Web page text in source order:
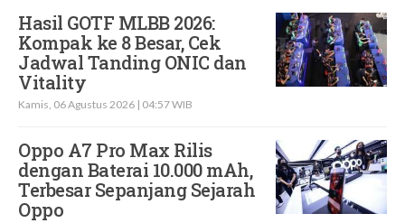
Hasil GOTF MLBB 2026:
Kompak ke 8 Besar, Cek
Jadwal Tanding ONIC dan
Vitality
Kamis, 06 Agustus 2026 | 04:57 WIB
Oppo A7 Pro Max Rilis
dengan Baterai 10.000 mAh,
Terbesar Sepanjang Sejarah
Oppo